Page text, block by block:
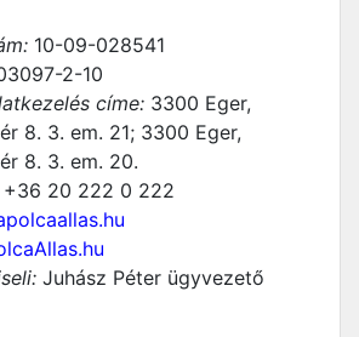
10-09-028541
2-10
címe: 3300 Eger,
8. 3. em. 21; 3300 Eger,
8. 3. em. 20.
+36 20 222 0 222
Juhász Péter ügyvezető